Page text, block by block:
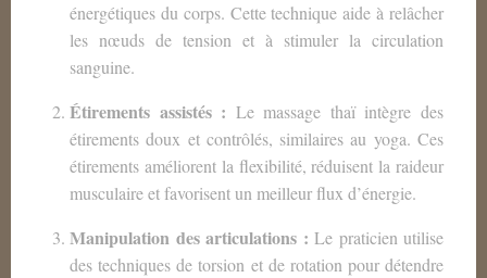
énergétiques du corps. Cette technique aide à relâcher
les nœuds de tension et à stimuler la circulation
sanguine.
Étirements assistés : Le massage thaï intègre des
étirements doux et contrôlés, similaires au yoga. Ces
étirements améliorent la flexibilité, réduisent la raideur
musculaire et favorisent un meilleur flux d’énergie.
Manipulation des articulations : Le praticien utilise
des techniques de torsion et de rotation pour détendre